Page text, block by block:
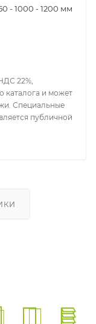
- 1000 - 1200 мм
22%,
каталога и может
Специальные
публичной